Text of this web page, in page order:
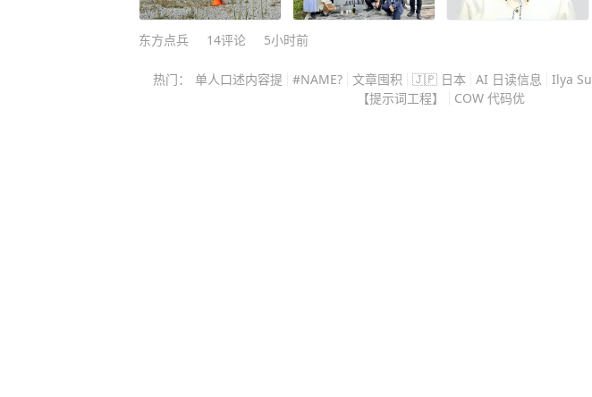
一次偶然的机会，他看到中方企业在伊拉克的安保招聘信息，
薪资待遇十分诱人——“年薪可达百万，如果因公出事，还有40
一道光。 他没有丝毫犹豫，立刻报名并且顺利通过了考核，签
保险合同时，他直接把受益人填成了母亲，转身，就踏上了飞
东方点兵 14评论 5小时前
热门： 单人口述内容提 #NAME? 文章囤积 🇯🇵 日本 AI 日读信息 Ilya Su
【提示词工程】
COW 代码优